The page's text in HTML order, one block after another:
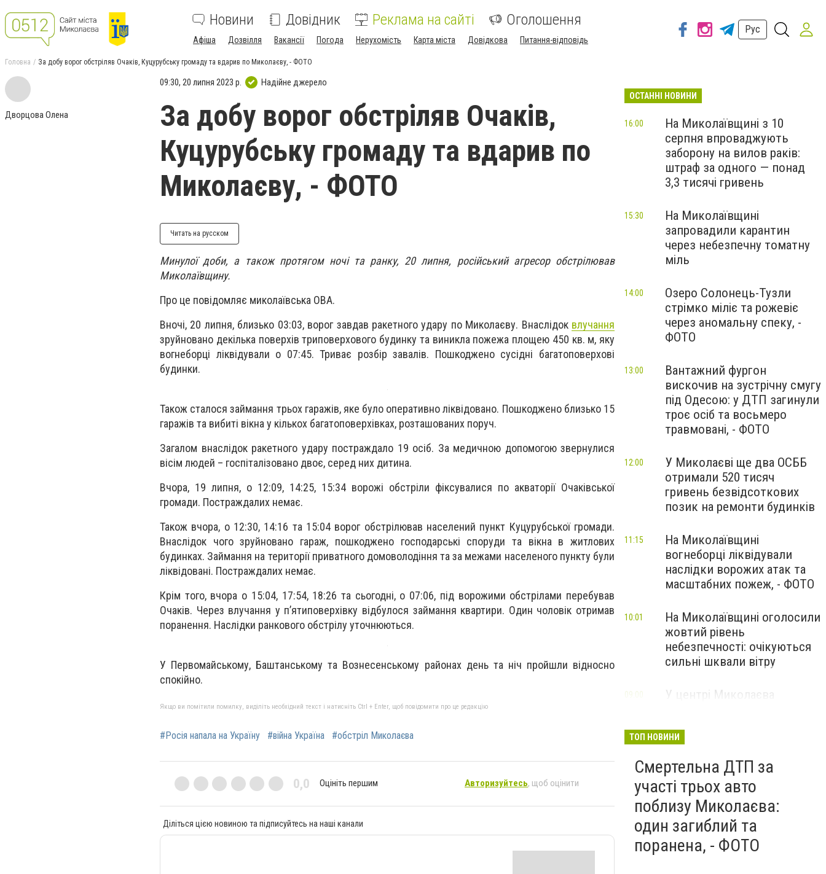
Новини Довідник Реклама на сайті Оголошення
Афіша Дозвілля Вакансії Погода Нерухомість Карта міста Довідкова Питання-відповідь
Рус
Головна За добу ворог обстріляв Очаків, Куцурубську громаду та вдарив по Миколаєву, - ФОТО
Дворцова Олена
09:30, 20 липня 2023 р. Надійне джерело
За добу ворог обстріляв Очаків,
Куцурубську громаду та вдарив по
Миколаєву, - ФОТО
Читать на русском
Минулої доби, а також протягом ночі та ранку, 20 липня, російський агресор обстрілював
Миколаївщину.
Про це повідомляє миколаївська ОВА.
Вночі, 20 липня, близько 03:03, ворог завдав ракетного удару по Миколаєву. Внаслідок влучання
зруйновано декілька поверхів триповерхового будинку та виникла пожежа площею 450 кв. м, яку
вогнеборці ліквідували о 07:45. Триває розбір завалів. Пошкоджено сусідні багатоповерхові
будинки.
Також сталося займання трьох гаражів, яке було оперативно ліквідовано. Пошкоджено близько 15
гаражів та вибиті вікна у кількох багатоповерхівках, розташованих поруч.
Загалом внаслідок ракетного удару постраждало 19 осіб. За медичною допомогою звернулися
вісім людей – госпіталізовано двоє, серед них дитина.
Вчора, 19 липня, о 12:09, 14:25, 15:34 ворожі обстріли фіксувалися по акваторії Очаківської
громади. Постраждалих немає.
Також вчора, о 12:30, 14:16 та 15:04 ворог обстрілював населений пункт Куцурубської громади.
Внаслідок чого зруйновано гараж, пошкоджено господарські споруди та вікна в житлових
будинках. Займання на території приватного домоволодіння та за межами населеного пункту були
ліквідовані. Постраждалих немає.
Крім того, вчора о 15:04, 17:54, 18:26 та сьогодні, о 07:06, під ворожими обстрілами перебував
Очаків. Через влучання у п’ятиповерхівку відбулося займання квартири. Один чоловік отримав
поранення. Наслідки ранкового обстрілу уточнюються.
У Первомайському, Баштанському та Вознесенському районах день та ніч пройшли відносно
спокійно.
Якщо ви помітили помилку, виділіть необхідний текст і натисніть Ctrl + Enter, щоб повідомити про це редакцію
#Росія напала на Україну #війна Україна #обстріл Миколаєва
0,0 Оцініть першим Авторизуйтесь, щоб оцінити
Діліться цією новиною та підписуйтесь на наші канали
ОСТАННІ НОВИНИ
На Миколаївщині з 10
серпня впроваджують
заборону на вилов раків:
штраф за одного — понад
3,3 тисячі гривень
16:00
На Миколаївщині
запровадили карантин
через небезпечну томатну
міль
15:30
Озеро Солонець-Тузли
стрімко міліє та рожевіє
через аномальну спеку, -
ФОТО
14:00
Вантажний фургон
вискочив на зустрічну смугу
під Одесою: у ДТП загинули
троє осіб та восьмеро
травмовані, - ФОТО
13:00
У Миколаєві ще два ОСББ
отримали 520 тисяч
гривень безвідсоткових
позик на ремонти будинків
12:00
На Миколаївщині
вогнеборці ліквідували
наслідки ворожих атак та
масштабних пожеж, - ФОТО
11:15
На Миколаївщині оголосили
жовтий рівень
небезпечності: очікуються
сильні шквали вітру
10:01
У центрі Миколаєва
госпіталізували, - ФОТО
09:00
ТОП НОВИНИ
Смертельна ДТП за
участі трьох авто
поблизу Миколаєва:
один загиблий та
поранена, - ФОТО